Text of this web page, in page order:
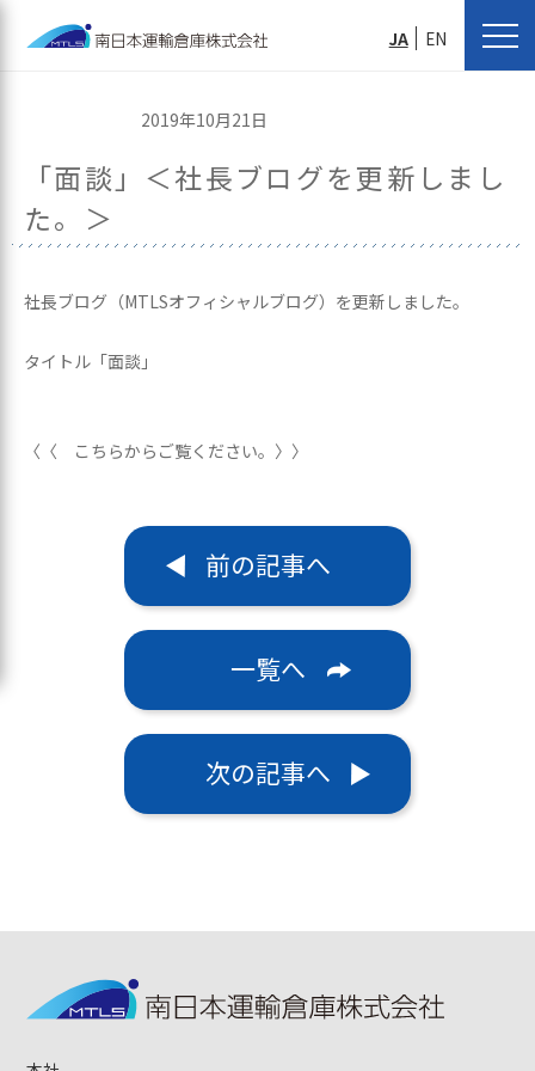
JA EN
2019年10月21日
「面談」＜社長ブログを更新しまし
た。＞
社長ブログ（MTLSオフィシャルブログ）を更新しました。
タイトル「面談」
〈〈 こちらからご覧ください。〉〉
前の記事へ
一覧へ
次の記事へ